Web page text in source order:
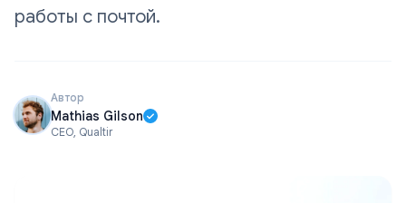
работы с почтой.
Автор
Mathias Gilson
CEO, Qualtir